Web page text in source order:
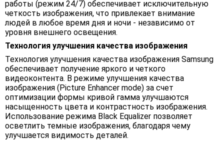
работы (режим 24/7) обеспечивает исключительную
четкость изображения, что привлекает внимание
людей в любое время дня и ночи - независимо от
уровня внешнего освещения.
Технология улучшения качества изображения
Технология улучшения качества изображения Samsung
обеспечивает получение яркого и четкого
видеоконтента. В режиме улучшения качества
изображения (Picture Enhancer mode) за счет
оптимизации формы кривой гамма улучшаются
насыщенность цвета и контрастность изображения.
Использование режима Black Equalizer позволяет
осветлить темные изображения, благодаря чему
улучшается видимость деталей.